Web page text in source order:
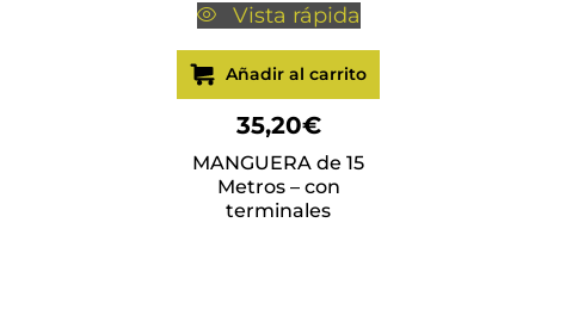
Vista rápida
Añadir al carrito
35,20€
MANGUERA de 15
Metros – con
terminales